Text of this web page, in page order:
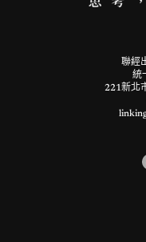
聯經
統
221新北